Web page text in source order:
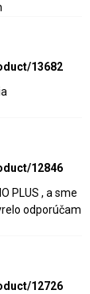
13682
12846
PLUS , a sme
odporúčam
12726